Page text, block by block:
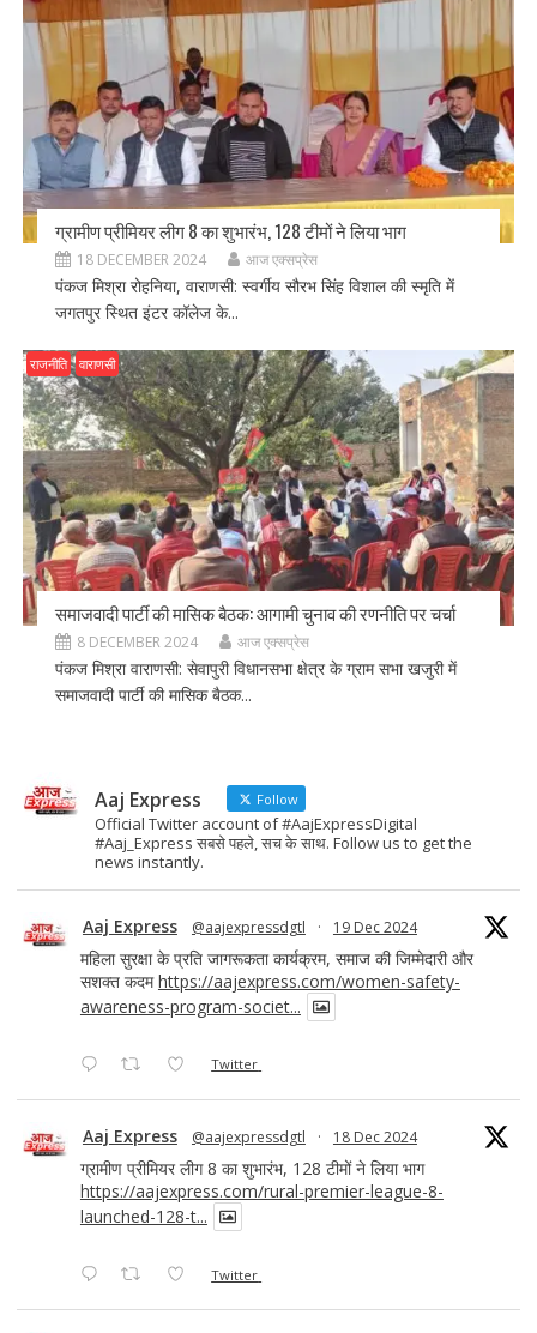
ग्रामीण प्रीमियर लीग 8 का शुभारंभ, 128 टीमों ने लिया भाग
18 DECEMBER 2024 आज एक्सप्रेस
पंकज मिश्रा रोहनिया, वाराणसी: स्वर्गीय सौरभ सिंह विशाल की स्मृति में
जगतपुर स्थित इंटर कॉलेज के...
राजनीति वाराणसी
समाजवादी पार्टी की मासिक बैठक: आगामी चुनाव की रणनीति पर चर्चा
8 DECEMBER 2024 आज एक्सप्रेस
पंकज मिश्रा वाराणसी: सेवापुरी विधानसभा क्षेत्र के ग्राम सभा खजुरी में
समाजवादी पार्टी की मासिक बैठक...
Aaj Express Follow
Official Twitter account of #AajExpressDigital
#Aaj_Express सबसे पहले, सच के साथ. Follow us to get the
news instantly.
Aaj Express @aajexpressdgtl · 19 Dec 2024
महिला सुरक्षा के प्रति जागरूकता कार्यक्रम, समाज की जिम्मेदारी और
सशक्त कदमhttps://aajexpress.com/women-safety-
awareness-program-societ...
Twitter
Aaj Express @aajexpressdgtl · 18 Dec 2024
ग्रामीण प्रीमियर लीग 8 का शुभारंभ, 128 टीमों ने लिया भाग
https://aajexpress.com/rural-premier-league-8-
launched-128-t...
Twitter